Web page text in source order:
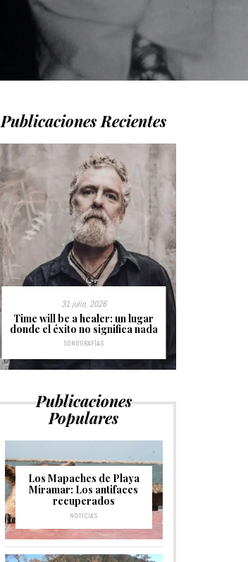
Publicaciones Recientes
31 julio, 2026
Time will be a healer: un lugar
donde el éxito no significa nada
SONOGRAFÍAS
Publicaciones
Populares
Los Mapaches de Playa
Miramar: Los antifaces
recuperados
NOTICIAS